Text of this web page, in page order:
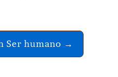
Ser humano →